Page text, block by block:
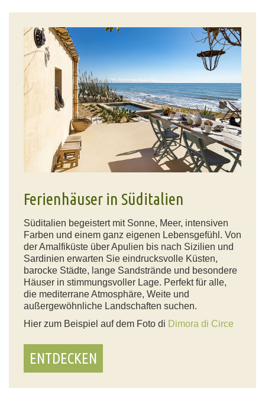
Ferienhäuser in Süditalien
Süditalien begeistert mit Sonne, Meer, intensiven
Farben und einem ganz eigenen Lebensgefühl. Von
der Amalfiküste über Apulien bis nach Sizilien und
Sardinien erwarten Sie eindrucksvolle Küsten,
barocke Städte, lange Sandstrände und besondere
Häuser in stimmungsvoller Lage. Perfekt für alle,
die mediterrane Atmosphäre, Weite und
außergewöhnliche Landschaften suchen.
Hier zum Beispiel auf dem Foto di Dimora di Circe
ENTDECKEN